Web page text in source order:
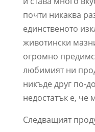
почти никаква
единственото
животински
огромно
любимият ни
никъде друг по-
недостатък е,
Следващият